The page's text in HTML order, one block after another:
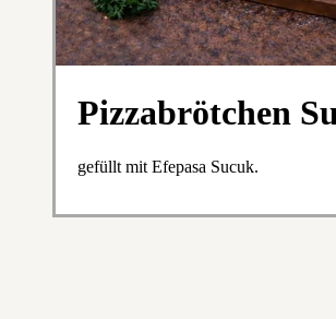
Pizzabrötchen
gefüllt mit Efepasa Sucuk.